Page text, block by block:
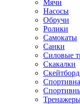
Мячи
Насосы
Обручи
Ролики
Самокаты
Санки
Силовые
Скакалки
Скейтборд